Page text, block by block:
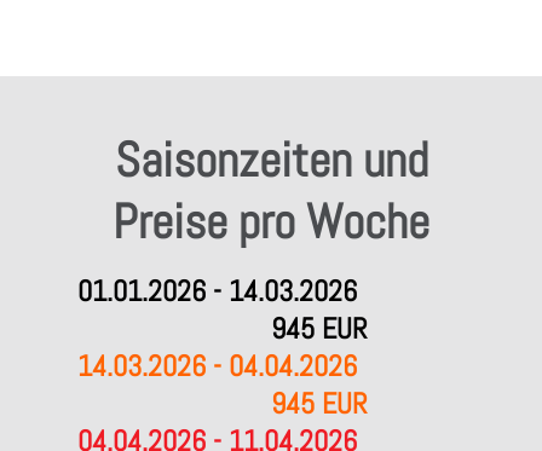
Saisonzeiten und
Preise pro Woche
01.01.2026 - 14.03.2026
945 EUR
14.03.2026 - 04.04.2026
945 EUR
04.04.2026 - 11.04.2026